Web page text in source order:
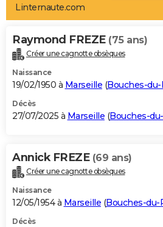
Art de vivre
Bien-être
Loisirs
Mode
Modes de vie
Alimentation
Guide de la santé
Maladies
Médicaments
Sommeil
VOYAGE
Destinations
City break
Voyage nature
Voyage de noces
Forum
Climat
+PHOTO
GUIDES D'ACHAT
BONS PLANS
Carte de Noël
Carte Bonne année
Carte Saint-Valentin
Carte Pâques
Carte d'anniversaire
DICTIONNAIRE
Dictionnaire
Biographies
Citations
Expressions
Proverbes
PROGRAMME TV
Linternaute.com
Raymond FREZE (75 ans)
Créer une cagnotte obsèques
Naissance
19/02/1950 à Marseille (Bouches-
Décès
27/07/2025 à Marseille (Bouches-
Annick FREZE (69 ans)
Créer une cagnotte obsèques
Naissance
12/05/1954 à Marseille (Bouches-du-
Décès